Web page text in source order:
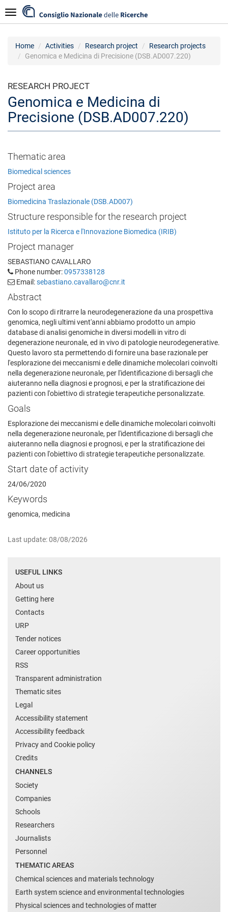
to
main
Navigazione
Home Activities Research project
Research projects
Genomica e Medicina di Precisione (DSB.AD007.220)
RESEARCH PROJECT
Genomica e Medicina di
Precisione (DSB.AD007.220)
Thematic area
Biomedical sciences
Project area
Biomedicina Traslazionale (DSB.AD007)
Structure responsible for the research project
Istituto per la Ricerca e l'Innovazione Biomedica (IRIB)
Project manager
SEBASTIANO CAVALLARO
Phone number:0957338128
Email:sebastiano.cavallaro@cnr.it
Abstract
Con lo scopo di ritrarre la neurodegenerazione da una prospettiva
genomica, negli ultimi vent'anni abbiamo prodotto un ampio
database di analisi genomiche in diversi modelli in vitro di
degenerazione neuronale, ed in vivo di patologie neurodegenerative.
Questo lavoro sta permettendo di fornire una base razionale per
l'esplorazione dei meccanismi e delle dinamiche molecolari coinvolti
nella degenerazione neuronale, per l'identificazione di bersagli che
aiuteranno nella diagnosi e prognosi, e per la stratificazione dei
pazienti con l'obiettivo di strategie terapeutiche personalizzate.
Goals
Esplorazione dei meccanismi e delle dinamiche molecolari coinvolti
nella degenerazione neuronale, per l'identificazione di bersagli che
aiuteranno nella diagnosi e prognosi, e per la stratificazione dei
pazienti con l'obiettivo di strategie terapeutiche personalizzate.
Start date of activity
24/06/2020
Keywords
genomica, medicina
Last update: 08/08/2026
USEFUL LINKS
About us
Getting here
Contacts
URP
Tender notices
Career opportunities
RSS
Transparent administration
Thematic sites
Legal
Accessibility statement
Accessibility feedback
Privacy and Cookie policy
Credits
CHANNELS
Society
Companies
Schools
Researchers
Journalists
Personnel
THEMATIC AREAS
Chemical sciences and materials technology
Earth system science and environmental technologies
Physical sciences and technologies of matter